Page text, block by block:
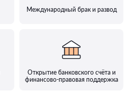
Международный брак и развод
Открытие банковского счёта и
финансово-правовая поддержка